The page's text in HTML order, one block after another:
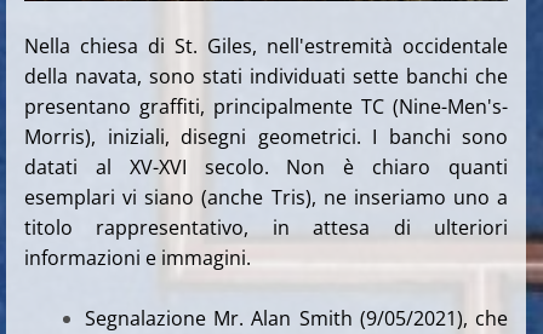
Nella chiesa di St. Giles, nell'estremità occidentale
della navata, sono stati individuati sette banchi che
presentano graffiti, principalmente TC (Nine-Men's-
Morris), iniziali, disegni geometrici. I banchi sono
datati al XV-XVI secolo. Non è chiaro quanti
esemplari vi siano (anche Tris), ne inseriamo uno a
titolo rappresentativo, in attesa di ulteriori
informazioni e immagini.
Segnalazione Mr. Alan Smith (9/05/2021), che